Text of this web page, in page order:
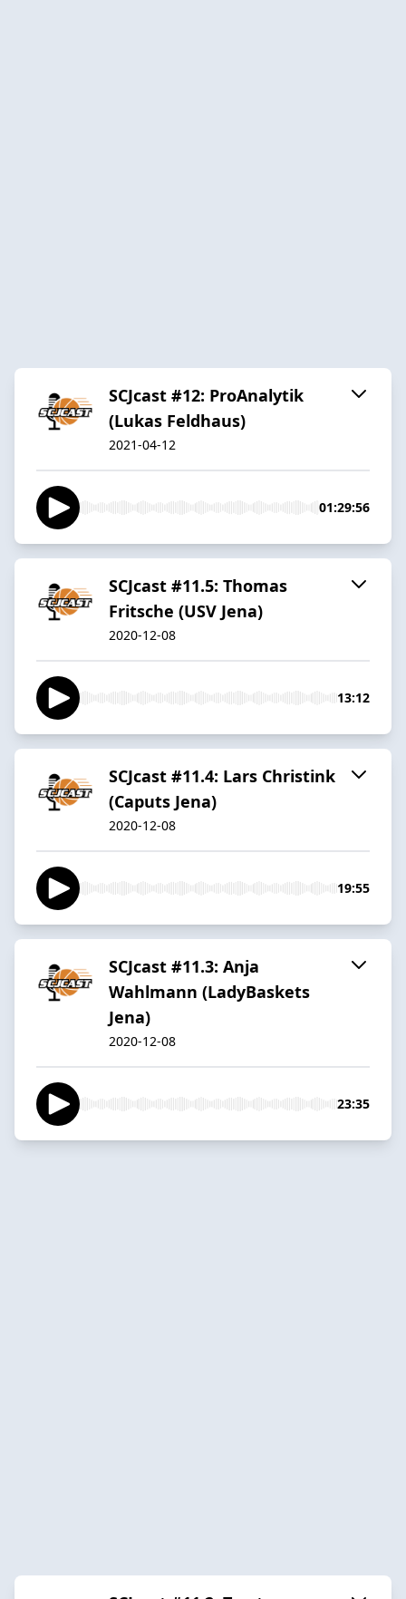
SCJcast #12: ProAnalytik
(Lukas Feldhaus)
2021-04-12
01:29:56
SCJcast #11.5: Thomas
Fritsche (USV Jena)
2020-12-08
13:12
SCJcast #11.4: Lars Christink
(Caputs Jena)
2020-12-08
19:55
SCJcast #11.3: Anja
Wahlmann (LadyBaskets
Jena)
2020-12-08
23:35